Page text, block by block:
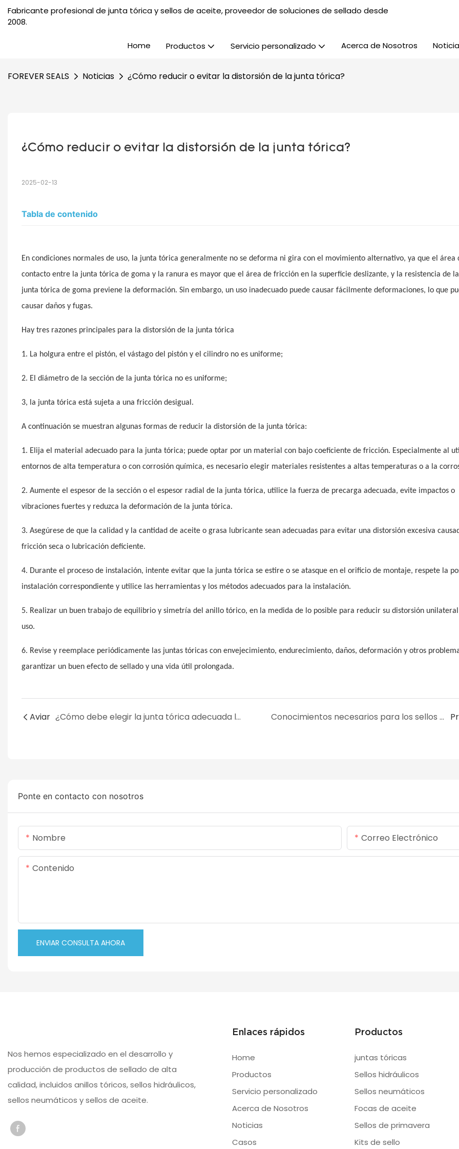
Fabricante profesional de junta tórica y sellos de aceite, proveedor de soluciones de sellado desde
2008.
Home Productos Servicio personalizado Acerca de Nosotros
FOREVER SEALS Noticias ¿Cómo reducir o evitar la distorsión de la junta tórica?
¿Cómo reducir o evitar la distorsión de la junta tórica?
2025-02-13
Tabla de contenido
En condiciones normales de uso, la junta tórica generalmente no se deforma ni gira con el movimiento alternativo, ya que el área
contacto entre la junta tórica de goma y la ranura es mayor que el área de fricción en la superficie deslizante, y la resistencia de
junta tórica de goma previene la deformación. Sin embargo, un uso inadecuado puede causar fácilmente deformaciones, lo que
causar daños y fugas.
Hay tres razones principales para la distorsión de la junta tórica
1. La holgura entre el pistón, el vástago del pistón y el cilindro no es uniforme;
2. El diámetro de la sección de la junta tórica no es uniforme;
3, la junta tórica está sujeta a una fricción desigual.
A continuación se muestran algunas formas de reducir la distorsión de la junta tórica:
1. Elija el material adecuado para la junta tórica; puede optar por un material con bajo coeficiente de fricción. Especialmente al
entornos de alta temperatura o con corrosión química, es necesario elegir materiales resistentes a altas temperaturas o a la
2. Aumente el espesor de la sección o el espesor radial de la junta tórica, utilice la fuerza de precarga adecuada, evite impactos o
vibraciones fuertes y reduzca la deformación de la junta tórica.
3. Asegúrese de que la calidad y la cantidad de aceite o grasa lubricante sean adecuadas para evitar una distorsión excesiva
fricción seca o lubricación deficiente.
4. Durante el proceso de instalación, intente evitar que la junta tórica se estire o se atasque en el orificio de montaje, respete la
instalación correspondiente y utilice las herramientas y los métodos adecuados para la instalación.
5. Realizar un buen trabajo de equilibrio y simetría del anillo tórico, en la medida de lo posible para reducir su distorsión unilateral
uso.
6. Revise y reemplace periódicamente las juntas tóricas con envejecimiento, endurecimiento, daños, deformación y otros
garantizar un buen efecto de sellado y una vida útil prolongada.
Aviar ¿Cómo debe elegir la junta tórica adecuada la maquinaria química? Conocimientos necesarios para los sellos de perflurano
Ponte en contacto con nosotros
Nombre Correo Electrónico
Contenido
ENVIAR CONSULTA AHORA
Nos hemos especializado en el desarrollo y
producción de productos de sellado de alta
calidad, incluidos anillos tóricos, sellos hidráulicos,
sellos neumáticos y sellos de aceite.
Enlaces rápidos
Home
Productos
Servicio personalizado
Acerca de Nosotros
Noticias
Casos
Productos
juntas tóricas
Sellos hidráulicos
Sellos neumáticos
Focas de aceite
Sellos de primavera
Kits de sello